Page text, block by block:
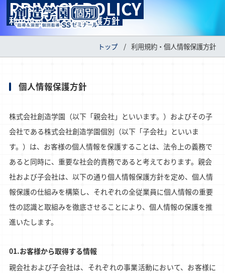
PRIVACY POLICY
利用規約・個人情報保護方針
トップ 利用規約・個人情報保護方針
個人情報保護方針
株式会社創造学園（以下「親会社」といいます。）およびその子
会社である株式会社創造学園個別（以下「子会社」といいま
す。）は、お客様の個人情報を保護することは、法令上の義務で
あると同時に、重要な社会的責務であると考えております。親会
社および子会社は、以下の通り個人情報保護方針を定め、個人情
報保護の仕組みを構築し、それぞれの全従業員に個人情報の重要
性の認識と取組みを徹底させることにより、個人情報の保護を推
進いたします。
お客様から取得する情報
親会社および子会社は、それぞれの事業活動において、お客様に